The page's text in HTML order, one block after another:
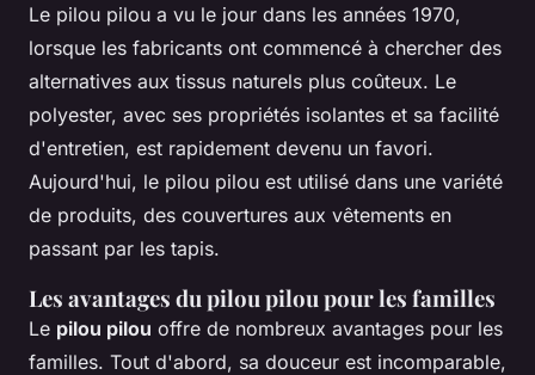
Le pilou pilou a vu le jour dans les années 1970,
lorsque les fabricants ont commencé à chercher des
alternatives aux tissus naturels plus coûteux. Le
polyester, avec ses propriétés isolantes et sa facilité
d'entretien, est rapidement devenu un favori.
Aujourd'hui, le pilou pilou est utilisé dans une variété
de produits, des couvertures aux vêtements en
passant par les tapis.
Les avantages du pilou pilou pour les familles
Le pilou pilou offre de nombreux avantages pour les
familles. Tout d'abord, sa douceur est incomparable,